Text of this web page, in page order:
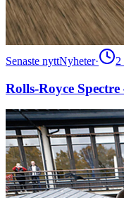
Senaste nyttNyheter· 2
Rolls-Royce